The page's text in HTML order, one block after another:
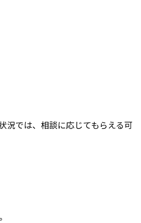
況では、相談に応じてもらえる可